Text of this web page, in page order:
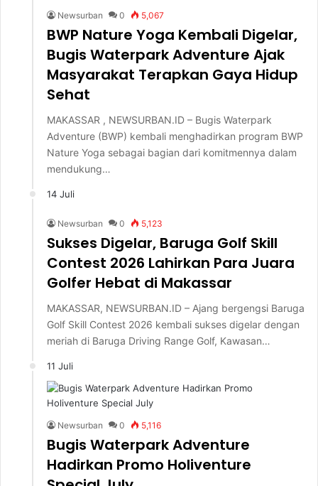
Newsurban 0 5,067
BWP Nature Yoga Kembali Digelar,
Bugis Waterpark Adventure Ajak
Masyarakat Terapkan Gaya Hidup
Sehat
MAKASSAR , NEWSURBAN.ID – Bugis Waterpark
Adventure (BWP) kembali menghadirkan program BWP
Nature Yoga sebagai bagian dari komitmennya dalam
mendukung…
14 Juli
Newsurban 0 5,123
Sukses Digelar, Baruga Golf Skill
Contest 2026 Lahirkan Para Juara
Golfer Hebat di Makassar
MAKASSAR, NEWSURBAN.ID – Ajang bergengsi Baruga
Golf Skill Contest 2026 kembali sukses digelar dengan
meriah di Baruga Driving Range Golf, Kawasan…
11 Juli
Newsurban 0 5,116
Bugis Waterpark Adventure
Hadirkan Promo Holiventure